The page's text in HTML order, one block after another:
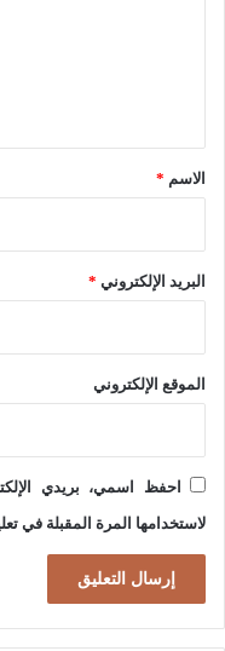
ف
ا
د
ع
ت
ع
*الاسم *
البريد الإلكتروني *
الموقع الإلكتروني
احفظ اسمي، بريدي
لاستخدامها المرة المقبلة في